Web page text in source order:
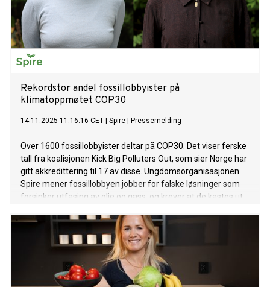
Rekordstor andel fossillobbyister på
klimatoppmøtet COP30
14.11.2025 11:16:16 CET Spire Pressemelding
Over 1600 fossillobbyister deltar på COP30. Det viser ferske
tall fra koalisjonen Kick Big Polluters Out, som sier Norge har
gitt akkredittering til 17 av disse. Ungdomsorganisasjonen
Spire mener fossillobbyen jobber for falske løsninger som
forsinker utfasing av olje og gass, og krever at de kastes ut